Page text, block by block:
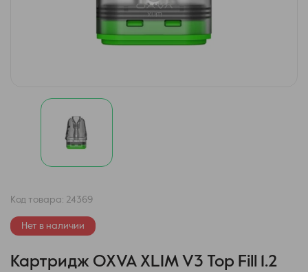
Код товара: 24369
Нет в наличии
Картридж OXVA XLIM V3 Top Fill 1.2